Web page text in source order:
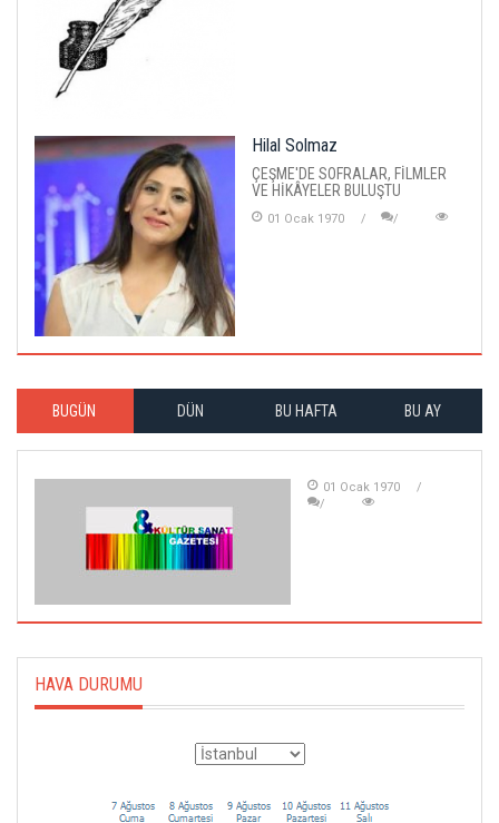
Hilal Solmaz
ÇEŞME'DE SOFRALAR, FİLMLER
VE HİKÂYELER BULUŞTU
01 Ocak 1970
BUGÜN DÜN BU HAFTA BU AY
01 Ocak 1970
HAVA DURUMU